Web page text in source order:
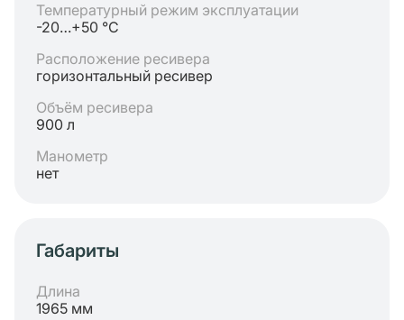
Температурный режим эксплуатации
-20…+50 °C
Расположение ресивера
горизонтальный ресивер
Объём ресивера
900 л
Манометр
нет
Габариты
Длина
1965 мм